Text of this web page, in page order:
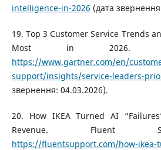
intelligence-in-2026 (дата
19. Top 3 Customer Service Trends
Most in 2026.
https://www.gartner.com/en/
support/insights/service-leaders-
звернення: 04.03.2026).
20. How IKEA Turned AI
Revenue. Fluent
https://fluentsupport.com/how-ikea-